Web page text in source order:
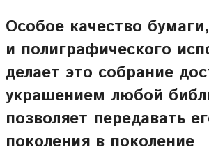
Особое качество
и полиграфического
делает это собрание
украшением любой
позволяет передавать
поколения в поколение